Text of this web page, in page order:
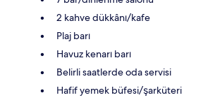
2 kahve dükkânı/kafe
Plaj barı
Havuz kenarı barı
Belirli saatlerde oda servisi
Hafif yemek büfesi/şarküteri